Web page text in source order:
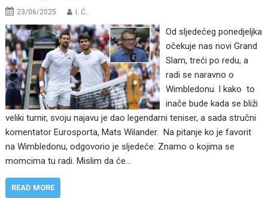
23/06/2025 I. Ć.
Od sljedećeg ponedjeljka
očekuje nas novi Grand
Slam, treći po redu, a
radi se naravno o
Wimbledonu. I kako to
inače bude kada se bliži
veliki turnir, svoju najavu je dao legendarni teniser, a sada stručni
komentator Eurosporta, Mats Wilander. Na pitanje ko je favorit
na Wimbledonu, odgovorio je sljedeće: Znamo o kojima se
momcima tu radi. Mislim da će…
READ MORE